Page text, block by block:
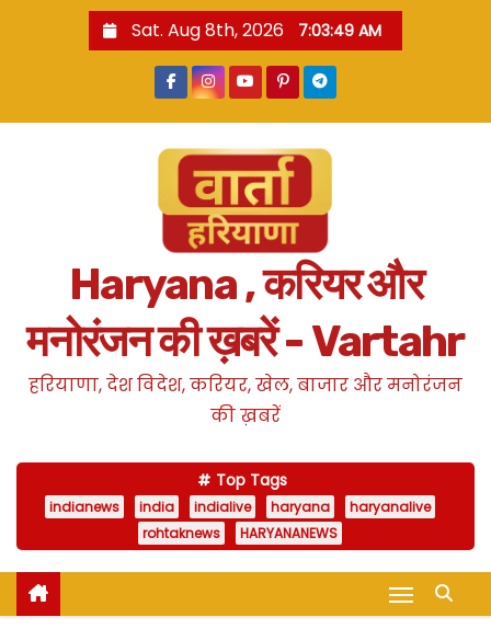
Sat. Aug 8th, 2026 7:03:50 AM
Haryana , करियर और
मनोरंजन की ख़बरें - Vartahr
हरियाणा, देश विदेश, करियर, खेल, बाजार और मनोरंजन
की ख़बरें
Top Tags
indianews india indialive haryana
haryanalive
rohtaknews
HARYANANEWS